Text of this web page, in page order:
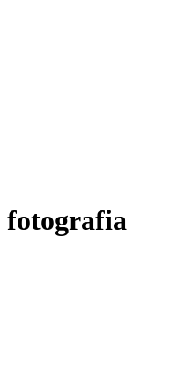
fotografia